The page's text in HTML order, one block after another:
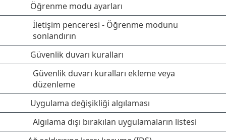
Öğrenme modu ayarları
İletişim penceresi - Öğrenme modunu
sonlandırın
Güvenlik duvarı kuralları
Güvenlik duvarı kuralları ekleme veya
düzenleme
Uygulama değişikliği algılaması
Algılama dışı bırakılan uygulamaların listesi